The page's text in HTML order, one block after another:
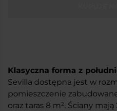
Klasyczna forma z
Sevilla dostępna jest w
pomieszczenie
oraz taras 8 m². Ściany mają